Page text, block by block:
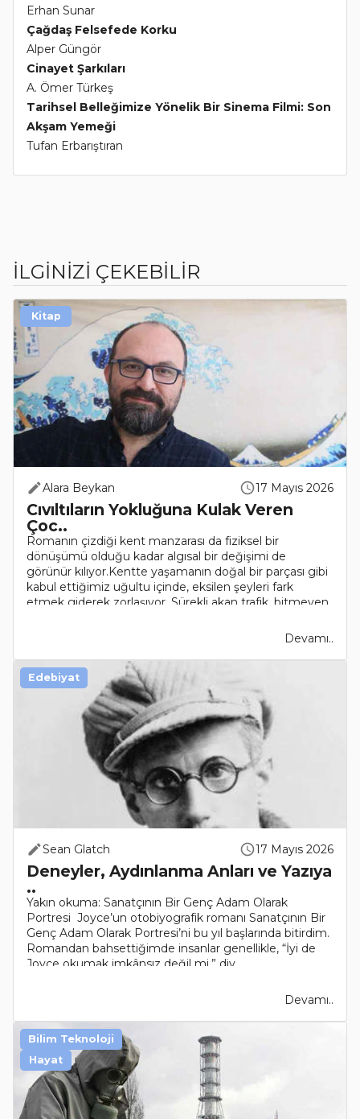
Erhan Sunar
Çağdaş Felsefede Korku
Alper Güngör
Cinayet Şarkıları
A. Ömer Türkeş
Tarihsel Belleğimize Yönelik Bir Sinema Filmi: Son
Akşam Yemeği
Tufan Erbarıştıran
İLGİNİZİ ÇEKEBİLİR
Alara Beykan 17 Mayıs 2026
Cıvıltıların Yokluğuna Kulak Veren
Çoc..
Romanın çizdiği kent manzarası da fiziksel bir
dönüşümü olduğu kadar algısal bir değişimi de
görünür kılıyor.Kentte yaşamanın doğal bir parçası gibi
kabul ettiğimiz uğultu içinde, eksilen şeyleri fark
etmek giderek zorlaşıyor. Sürekli akan trafik, bitmeyen
Devamı..
Kitap
Sean Glatch 17 Mayıs 2026
Deneyler, Aydınlanma Anları ve Yazıya
..
Yakın okuma: Sanatçının Bir Genç Adam Olarak
Portresi Joyce’un otobiyografik romanı Sanatçının Bir
Genç Adam Olarak Portresi’ni bu yıl başlarında bitirdim.
Romandan bahsettiğimde insanlar genellikle, “İyi de
Joyce okumak imkânsız değil mi,” diy..
Devamı..
Edebiyat
Bilim Teknoloji
Hayat